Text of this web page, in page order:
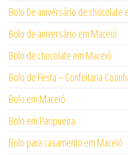
Bolo De aniversário de chocolate
Bolo de aniversário em Maceió
Bolo de chocolate em Maceió
Bolo de Festa – Confeitaria
Bolo em Maceió
Bolo em Paripueira
Bolo para casamento em Maceió